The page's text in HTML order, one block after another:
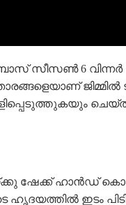
6 വിന്നർ
ഷേക്ക്‌ ഹാൻഡ്
ഹൃദയത്തിൽ ഇടം